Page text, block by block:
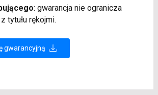
: gwarancja nie ogranicza
tytułu rękojmi.
gwarancyjną